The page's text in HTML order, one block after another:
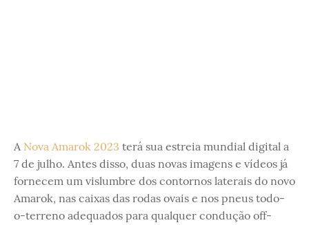
A Nova Amarok 2023 terá sua estreia mundial digital a
7 de julho. Antes disso, duas novas imagens e vídeos já
fornecem um vislumbre dos contornos laterais do novo
Amarok, nas caixas das rodas ovais e nos pneus todo-
o-terreno adequados para qualquer condução off-